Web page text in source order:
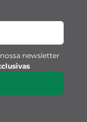
newsletter